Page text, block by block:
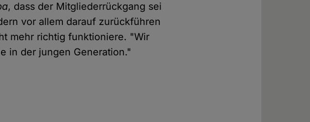
, dass der Mitgliederrückgang sei
vor allem darauf zurückführen
mehr richtig funktioniere. "Wir
in der jungen Generation."